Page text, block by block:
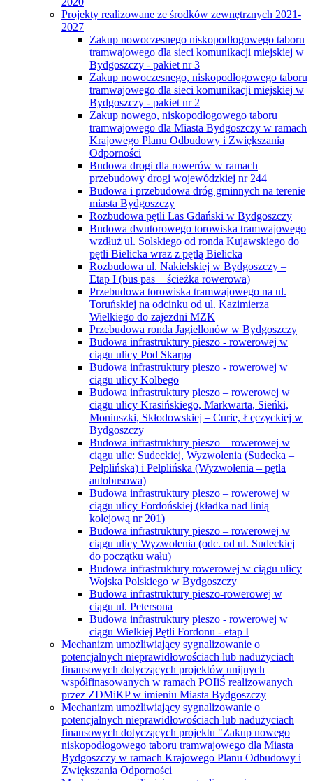
Projekty realizowane ze środków zewnętrznych 2021-
2027
Zakup nowoczesnego niskopodłogowego taboru
tramwajowego dla sieci komunikacji miejskiej w
Bydgoszczy - pakiet nr 3
Zakup nowoczesnego, niskopodłogowego taboru
tramwajowego dla sieci komunikacji miejskiej w
Bydgoszczy - pakiet nr 2
Zakup nowego, niskopodłogowego taboru
tramwajowego dla Miasta Bydgoszczy w ramach
Krajowego Planu Odbudowy i Zwiększania
Odporności
Budowa drogi dla rowerów w ramach
przebudowy drogi wojewódzkiej nr 244
Budowa i przebudowa dróg gminnych na terenie
miasta Bydgoszczy
Rozbudowa pętli Las Gdański w Bydgoszczy
Budowa dwutorowego torowiska tramwajowego
wzdłuż ul. Solskiego od ronda Kujawskiego do
pętli Bielicka wraz z pętlą Bielicka
Rozbudowa ul. Nakielskiej w Bydgoszczy –
Etap I (bus pas + ścieżka rowerowa)
Przebudowa torowiska tramwajowego na ul.
Toruńskiej na odcinku od ul. Kazimierza
Wielkiego do zajezdni MZK
Przebudowa ronda Jagiellonów w Bydgoszczy
Budowa infrastruktury pieszo - rowerowej w
ciągu ulicy Pod Skarpą
Budowa infrastruktury pieszo - rowerowej w
ciągu ulicy Kolbego
Budowa infrastruktury pieszo – rowerowej w
ciągu ulicy Krasińskiego, Markwarta, Sieńki,
Moniuszki, Skłodowskiej – Curie, Łęczyckiej w
Bydgoszczy
Budowa infrastruktury pieszo – rowerowej w
ciągu ulic: Sudeckiej, Wyzwolenia (Sudecka –
Pelplińska) i Pelplińska (Wyzwolenia – pętla
autobusowa)
Budowa infrastruktury pieszo – rowerowej w
ciągu ulicy Fordońskiej (kładka nad linią
kolejową nr 201)
Budowa infrastruktury pieszo – rowerowej w
ciągu ulicy Wyzwolenia (odc. od ul. Sudeckiej
do początku wału)
Budowa infrastruktury rowerowej w ciągu ulicy
Wojska Polskiego w Bydgoszczy
Budowa infrastruktury pieszo-rowerowej w
ciągu ul. Petersona
Budowa infrastruktury pieszo - rowerowej w
ciągu Wielkiej Pętli Fordonu - etap I
Mechanizm umożliwiający sygnalizowanie o
potencjalnych nieprawidłowościach lub nadużyciach
finansowych dotyczących projektów unijnych
współfinasowanych w ramach POIiŚ realizowanych
przez ZDMiKP w imieniu Miasta Bydgoszczy
Mechanizm umożliwiający sygnalizowanie o
potencjalnych nieprawidłowościach lub nadużyciach
finansowych dotyczących projektu "Zakup nowego
niskopodłogowego taboru tramwajowego dla Miasta
Bydgoszczy w ramach Krajowego Planu Odbudowy i
Zwiększania Odporności